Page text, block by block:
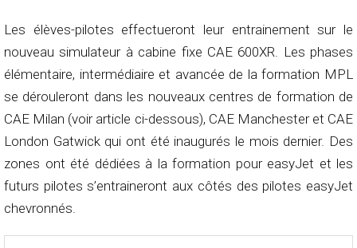
Les élèves-pilotes effectueront leur entrainement sur le
nouveau simulateur à cabine fixe CAE 600XR. Les phases
élémentaire, intermédiaire et avancée de la formation MPL
se dérouleront dans les nouveaux centres de formation de
CAE Milan (voir article ci-dessous), CAE Manchester et CAE
London Gatwick qui ont été inaugurés le mois dernier. Des
zones ont été dédiées à la formation pour easyJet et les
futurs pilotes s’entraineront aux côtés des pilotes easyJet
chevronnés.